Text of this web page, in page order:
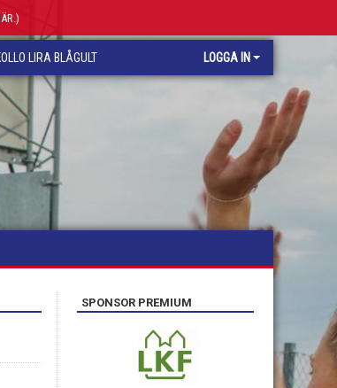
LIRA BLÅGULT LOGGA IN
SPONSOR PREMIUM